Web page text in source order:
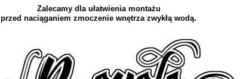
Zalecamy dla ułatwienia montażu
przed naciąganiem zmoczenie wnętrza zwykłą wodą.